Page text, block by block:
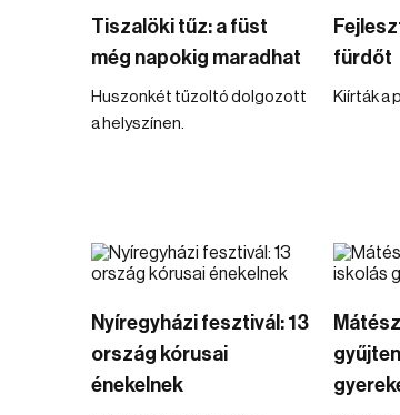
Tiszalöki tűz: a füst
még napokig maradhat
Huszonkét tűzoltó dolgozott
a helyszínen.
fürdőt
Kiírták a
Nyíregyházi fesztivál: 13
ország kórusai
énekelnek